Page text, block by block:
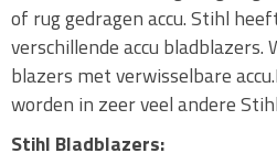
of rug gedragen accu. Stihl
verschillende accu bladblazers.
blazers met verwisselbare
worden in zeer veel andere
Stihl Bladblazers: